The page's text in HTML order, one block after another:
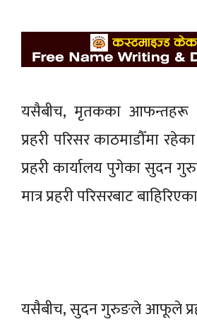
यसैबीच, मृतकका आफन्तहरू
प्रहरी परिसर काठमाडौँमा
प्रहरी कार्यालय पुगेका सुदन
मात्र प्रहरी परिसरबाट
यसैबीच, सुदन गुरुङले आफूले